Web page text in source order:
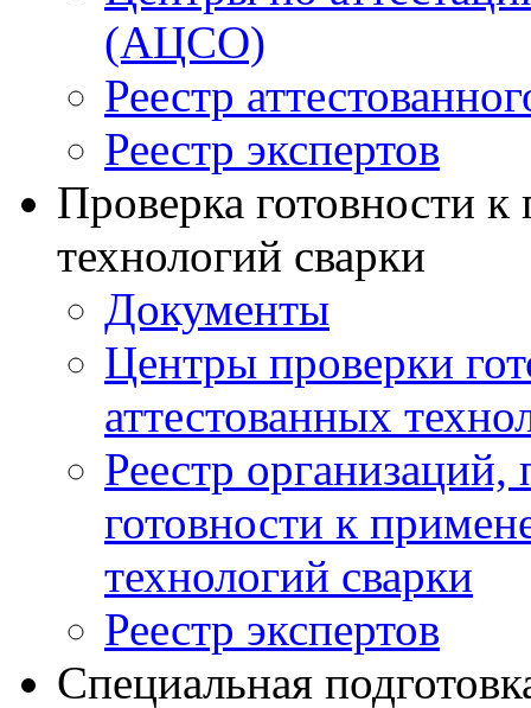
(АЦСО)
Реестр
Реестр экспертов
Проверка готовности
технологий сварки
Документы
Центры проверки
аттестованных
Реестр
готовности к
технологий сварки
Реестр экспертов
Специальная